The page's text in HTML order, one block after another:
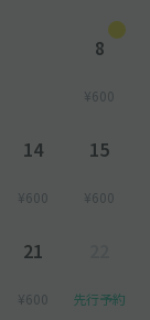
8
¥600
14
¥600
15
¥600
21
¥600 先行予約